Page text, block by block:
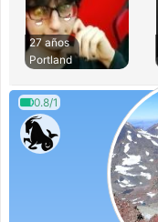
27 años
Portland
0.8/1